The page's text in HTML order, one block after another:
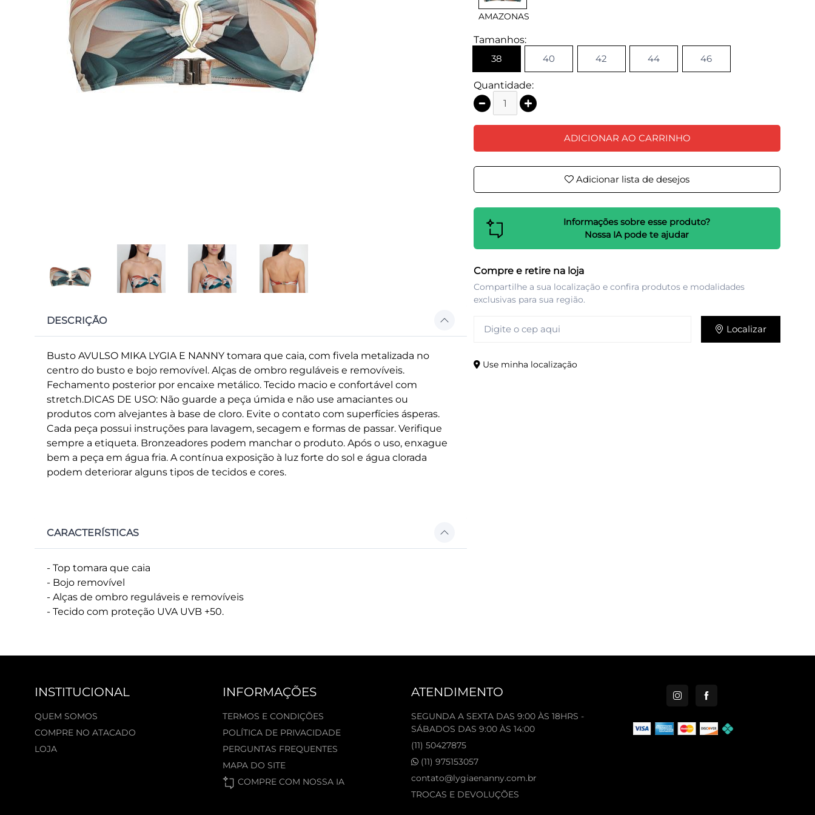
DESCRIÇÃO
Busto AVULSO MIKA LYGIA E NANNY tomara que caia, com fivela metalizada no
centro do busto e bojo removível. Alças de ombro reguláveis e removíveis.
Fechamento posterior por encaixe metálico. Tecido macio e confortável com
stretch.DICAS DE USO: Não guarde a peça úmida e não use amaciantes ou
produtos com alvejantes à base de cloro. Evite o contato com superfícies ásperas.
Cada peça possui instruções para lavagem, secagem e formas de passar. Verifique
sempre a etiqueta. Bronzeadores podem manchar o produto. Após o uso, enxague
bem a peça em água fria. A contínua exposição à luz forte do sol e água clorada
podem deteriorar alguns tipos de tecidos e cores.
CARACTERÍSTICAS
- Top tomara que caia
- Bojo removível
- Alças de ombro reguláveis e removíveis
- Tecido com proteção UVA UVB +50.
AMAZONAS
Tamanhos:
38
40 42 44 46
Quantidade:
ADICIONAR AO CARRINHO
Adicionar lista de desejos
Informações sobre esse produto?
Nossa IA pode te ajudar
Compre e retire na loja
Compartilhe a sua localização e confira produtos e modalidades
exclusivas para sua região.
Localizar
Use minha localização
INSTITUCIONAL
QUEM SOMOS
COMPRE NO ATACADO
LOJA
INFORMAÇÕES
TERMOS E CONDIÇÕES
POLÍTICA DE PRIVACIDADE
PERGUNTAS FREQUENTES
MAPA DO SITE
COMPRE COM NOSSA IA
ATENDIMENTO
SEGUNDA A SEXTA DAS 9:00 ÀS 18HRS -
SÁBADOS DAS 9:00 ÀS 14:00
(11) 50427875
(11) 975153057
contato@lygiaenanny.com.br
TROCAS E DEVOLUÇÕES